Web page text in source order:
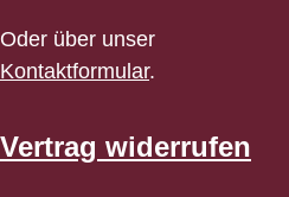
Oder über unser
Kontaktformular.
Vertrag widerrufen